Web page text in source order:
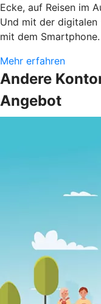
Ecke, auf Reisen im
Und mit der digitalen
mit dem Smartphone.
Mehr erfahren
Andere
Angebot